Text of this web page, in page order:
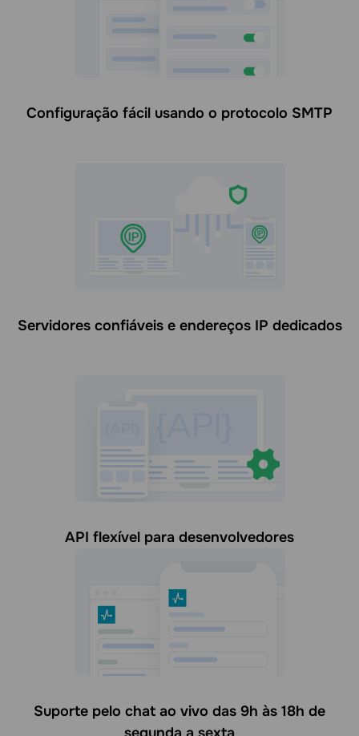
Configuração fácil usando o protocolo SMTP
Servidores confiáveis e endereços IP dedicados
API flexível para desenvolvedores
Suporte pelo chat ao vivo das 9h às 18h de